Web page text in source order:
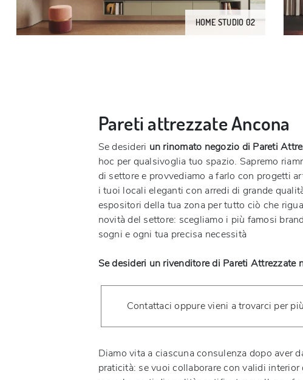
HOME STUDIO 02
Pareti attrezzate Ancona
Se desideri un rinomato negozio di Pareti
hoc per qualsivoglia tuo spazio. Sapremo
di settore e provvediamo a farlo con progetti
i tuoi locali eleganti con arredi di grande
espositori della tua zona per tutto ciò che
novità del settore: scegliamo i più famosi
sogni e ogni tua precisa necessità
Se desideri un rivenditore di Pareti
Contattaci oppure vieni a trovarci per
Diamo vita a ciascuna consulenza dopo aver
praticità: se vuoi collaborare con validi